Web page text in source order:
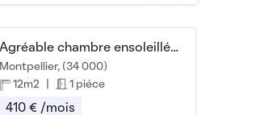
Agréable chambre ensoleillée chez l'habitante
Montpellier, (34 000)
12m2
1 piéce
410 € /mois